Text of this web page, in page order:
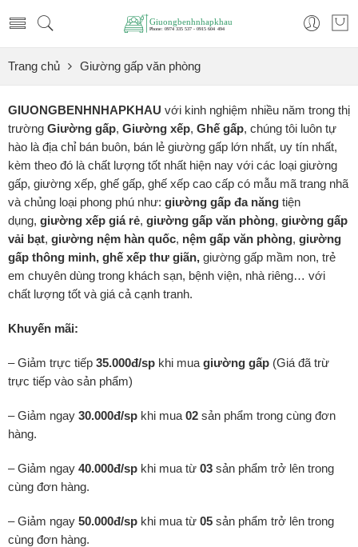
Trang chủ Giường gấp văn phòng
GIUONGBENHNHAPKHAU với kinh nghiệm nhiều năm trong thị
trường Giường gấp, Giường xếp, Ghế gấp, chúng tôi luôn tự
hào là địa chỉ bán buôn, bán lẻ giường gấp lớn nhất, uy tín nhất,
kèm theo đó là chất lượng tốt nhất hiện nay với các loại giường
gấp, giường xếp, ghế gấp, ghế xếp cao cấp có mẫu mã trang nhã
và chủng loại phong phú như: giường gấp đa năng tiện
dụng, giường xếp giá rẻ, giường gấp văn phòng, giường gấp
vải bạt, giường nệm hàn quốc, nệm gấp văn phòng, giường
gấp thông minh, ghế xếp thư giãn, giường gấp mầm non, trẻ
em chuyên dùng trong khách sạn, bệnh viện, nhà riêng… với
chất lượng tốt và giá cả cạnh tranh.
Khuyến mãi:
– Giảm trực tiếp 35.000đ/sp khi mua giường gấp (Giá đã trừ
trực tiếp vào sản phẩm)
– Giảm ngay 30.000đ/sp khi mua 02 sản phẩm trong cùng đơn
hàng.
– Giảm ngay 40.000đ/sp khi mua từ 03 sản phẩm trở lên trong
cùng đơn hàng.
– Giảm ngay 50.000đ/sp khi mua từ 05 sản phẩm trở lên trong
cùng đơn hàng.